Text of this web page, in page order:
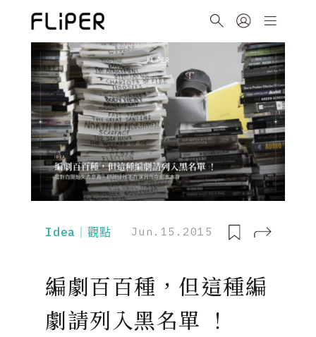
Idea｜觀點 Jun.15.2015
編劇百百種，但這種編
劇請列入黑名單 ！